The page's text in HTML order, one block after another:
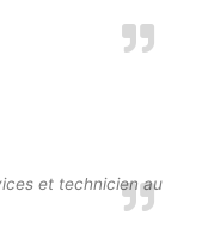
et technicien au